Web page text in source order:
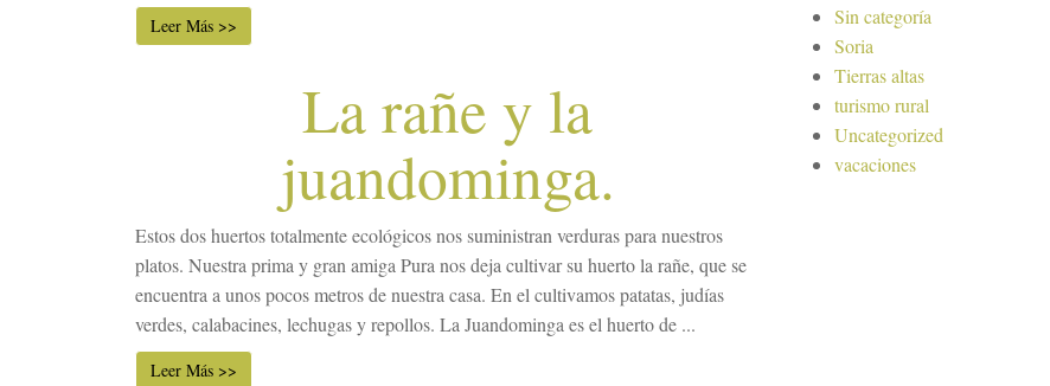
Leer Más >>
La rañe y la
juandominga.
Estos dos huertos totalmente ecológicos nos suministran verduras para nuestros
platos. Nuestra prima y gran amiga Pura nos deja cultivar su huerto la rañe, que se
encuentra a unos pocos metros de nuestra casa. En el cultivamos patatas, judías
verdes, calabacines, lechugas y repollos. La Juandominga es el huerto de ...
Leer Más >>
Sin categoría
Soria
Tierras altas
turismo rural
Uncategorized
vacaciones